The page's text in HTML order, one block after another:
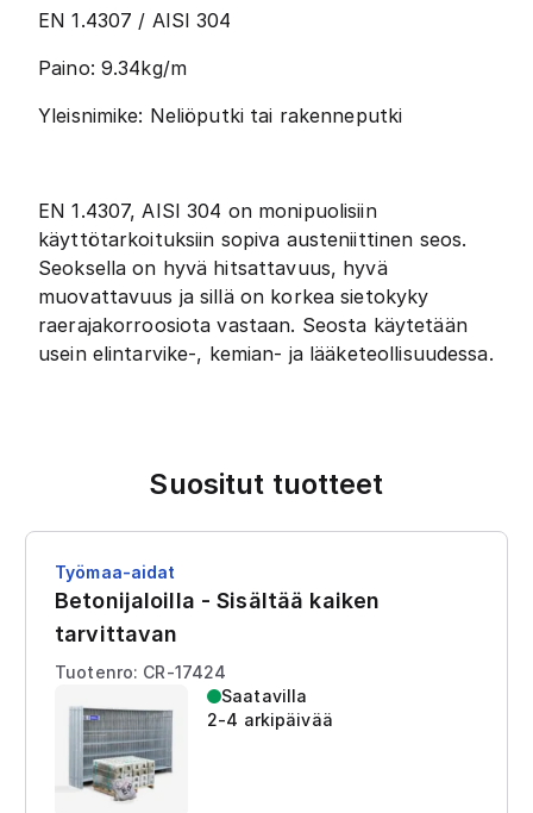
EN 1.4307 / AISI 304
Paino: 9.34kg/m
Yleisnimike: Neliöputki tai rakenneputki
EN 1.4307, AISI 304 on monipuolisiin
käyttötarkoituksiin sopiva austeniittinen seos.
Seoksella on hyvä hitsattavuus, hyvä
muovattavuus ja sillä on korkea sietokyky
raerajakorroosiota vastaan. Seosta käytetään
usein elintarvike-, kemian- ja lääketeollisuudessa.
Suositut tuotteet
Työmaa-aidat
Betonijaloilla - Sisältää kaiken
tarvittavan
Tuotenro: CR-17424
Saatavilla
2-4 arkipäivää